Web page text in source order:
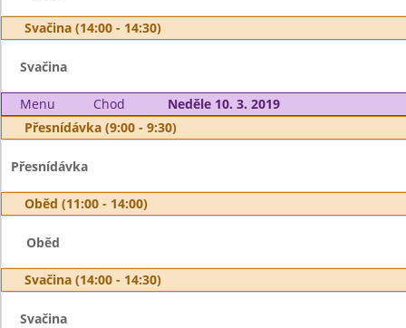
Svačina (14:00 - 14:30)
Svačina
Menu Chod
Neděle 10. 3. 2019
Přesnídávka (9:00 - 9:30)
Přesnídávka
Oběd (11:00 - 14:00)
Oběd
Svačina (14:00 - 14:30)
Svačina